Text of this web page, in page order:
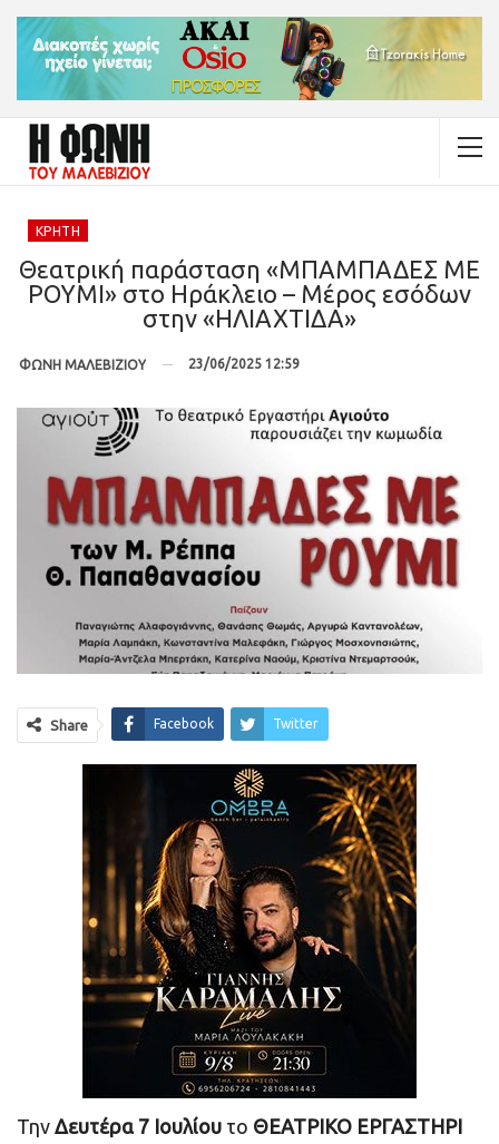
ΚΡΉΤΗ
Θεατρική παράσταση «ΜΠΑΜΠΑΔΕΣ ΜΕ
ΡΟΥΜΙ» στο Ηράκλειο – Μέρος εσόδων
στην «ΗΛΙΑΧΤΙΔΑ»
ΦΩΝΗ ΜΑΛΕΒΙΖΙΟΥ 23/06/2025 12:59
Share Facebook Twitter
Την Δευτέρα 7 Ιουλίου το ΘΕΑΤΡΙΚΟ ΕΡΓΑΣΤΗΡΙ